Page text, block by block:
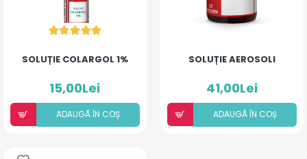
SOLUȚIE COLARGOL 1%
15,00Lei
ADAUGÃ ÎN COȘ
SOLUȚIE AEROSOLI
41,00Lei
ADAUGÃ ÎN COȘ